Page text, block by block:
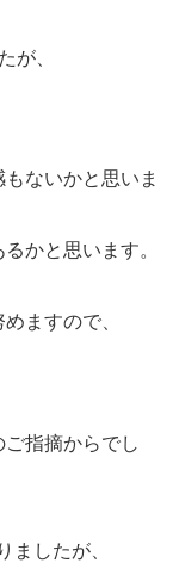
、
ないかと思いま
かと思います。
ますので、
指摘からでし
したが、